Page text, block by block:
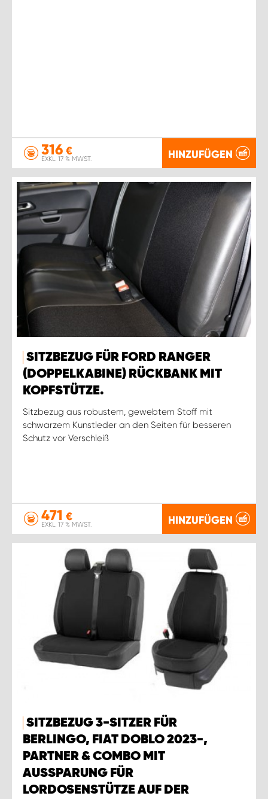
316 €
EXKL. 17 % MWST. HINZUFÜGEN
SITZBEZUG FÜR FORD RANGER
(DOPPELKABINE) RÜCKBANK MIT
KOPFSTÜTZE.
Sitzbezug aus robustem, gewebtem Stoff mit
schwarzem Kunstleder an den Seiten für besseren
Schutz vor Verschleiß
471 €
EXKL. 17 % MWST. HINZUFÜGEN
SITZBEZUG 3-SITZER FÜR
BERLINGO, FIAT DOBLO 2023-,
PARTNER & COMBO MIT
AUSSPARUNG FÜR
LORDOSENSTÜTZE AUF DER